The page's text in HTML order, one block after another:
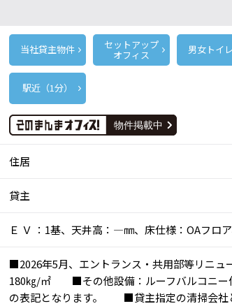
当社貸主物件 セットアップ
オフィス 男女トイ
駅近（1分）
住居
貸主
Ｅ Ｖ ：1基、天井高：―㎜、床仕様：OAフ
■2026年5月、エントランス・共用部等リ
180㎏/㎡ ■その他設備：ルーフバルコニ
の表記となります。 ■貸主指定の清掃会社